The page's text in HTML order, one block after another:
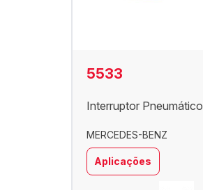
5533
Interruptor Pneumático
MERCEDES-BENZ
Aplicações